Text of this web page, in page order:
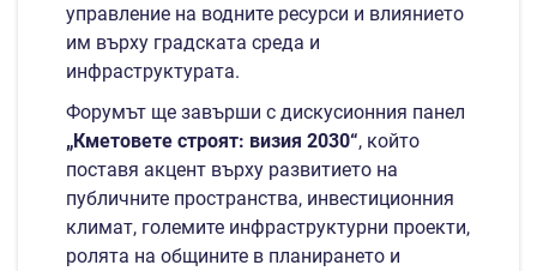
управление на водните ресурси и влиянието
им върху градската среда и
инфраструктурата.
Форумът ще завърши с дискусионния панел
„Кметовете строят: визия 2030“, който
поставя акцент върху развитието на
публичните пространства, инвестиционния
климат, големите инфраструктурни проекти,
ролята на общините в планирането и